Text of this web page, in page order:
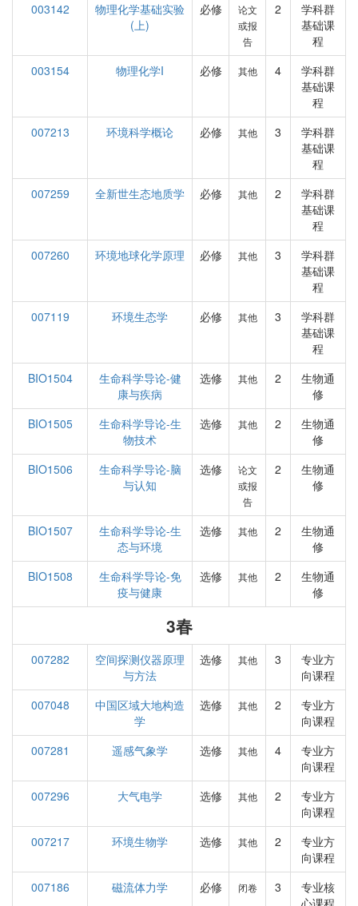
003142
物理化学基础实验
(上)
必修
论文
或报
告
2
学科群
基础课
程
003154
物理化学I 必修 其他 4
学科群
基础课
程
007213
环境科学概论 必修 其他 3
学科群
基础课
程
007259
全新世生态地质学 必修 其他 2
学科群
基础课
程
007260
环境地球化学原理 必修 其他 3
学科群
基础课
程
007119
环境生态学 必修 其他 3
学科群
基础课
程
BIO1504
生命科学导论-健
康与疾病
选修 其他 2
生物通
修
BIO1505
生命科学导论-生
物技术
选修 其他 2
生物通
修
BIO1506
生命科学导论-脑
与认知
选修
论文
或报
告
2
生物通
修
BIO1507
生命科学导论-生
态与环境
选修 其他 2
生物通
修
BIO1508
生命科学导论-免
疫与健康
选修 其他 2
生物通
修
3春
007282
空间探测仪器原理
与方法
选修 其他 3
专业方
向课程
007048
中国区域大地构造
学
选修 其他 2
专业方
向课程
007281
遥感气象学 选修 其他 4
专业方
向课程
007296
大气电学 选修 其他 2
专业方
向课程
007217
环境生物学 选修 其他 2
专业方
向课程
007186
磁流体力学 必修 闭卷 3
专业核
心课程